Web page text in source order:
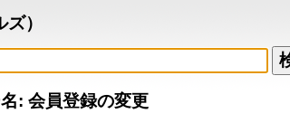
）
: 会員登録の変更